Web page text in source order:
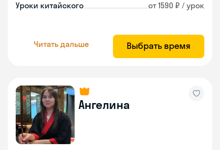
Уроки китайского от 1590 ₽ / урок
Читать дальше Выбрать время
Ангелина